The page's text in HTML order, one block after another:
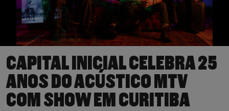
CAPITAL INICIAL CELEBRA 25
ANOS DO ACÚSTICO MTV
COM SHOW EM CURITIBA